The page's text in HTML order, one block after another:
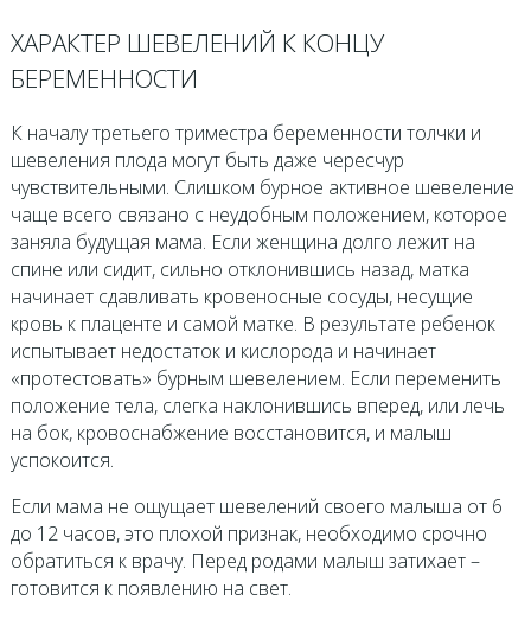
ХАРАКТЕР ШЕВЕЛЕНИЙ К КОНЦУ
БЕРЕМЕННОСТИ
К началу третьего триместра беременности толчки и
шевеления плода могут быть даже чересчур
чувствительными. Слишком бурное активное шевеление
чаще всего связано с неудобным положением, которое
заняла будущая мама. Если женщина долго лежит на
спине или сидит, сильно отклонившись назад, матка
начинает сдавливать кровеносные сосуды, несущие
кровь к плаценте и самой матке. В результате ребенок
испытывает недостаток и кислорода и начинает
«протестовать» бурным шевелением. Если переменить
положение тела, слегка наклонившись вперед, или лечь
на бок, кровоснабжение восстановится, и малыш
успокоится.
Если мама не ощущает шевелений своего малыша от 6
до 12 часов, это плохой признак, необходимо срочно
обратиться к врачу. Перед родами малыш затихает –
готовится к появлению на свет.